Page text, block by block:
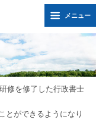
メニュー
修を修了した行政書士
とができるようになり